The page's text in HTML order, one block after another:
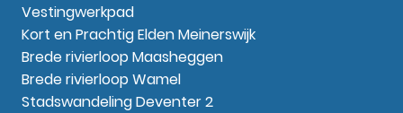
Vestingwerkpad
Kort en Prachtig Elden Meinerswijk
Brede rivierloop Maasheggen
Brede rivierloop Wamel
Stadswandeling Deventer 2